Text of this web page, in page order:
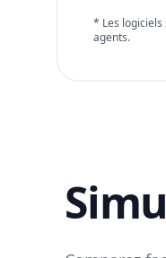
* Les logiciels
agents.